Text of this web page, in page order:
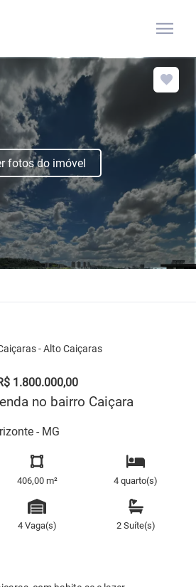
menu
fotos do imóvel
- Alto Caiçaras
1.800.000,00
no bairro Caiçara
- MG
406,00 m² 4 quarto(s)
4 Vaga(s) 2 Suíte(s)